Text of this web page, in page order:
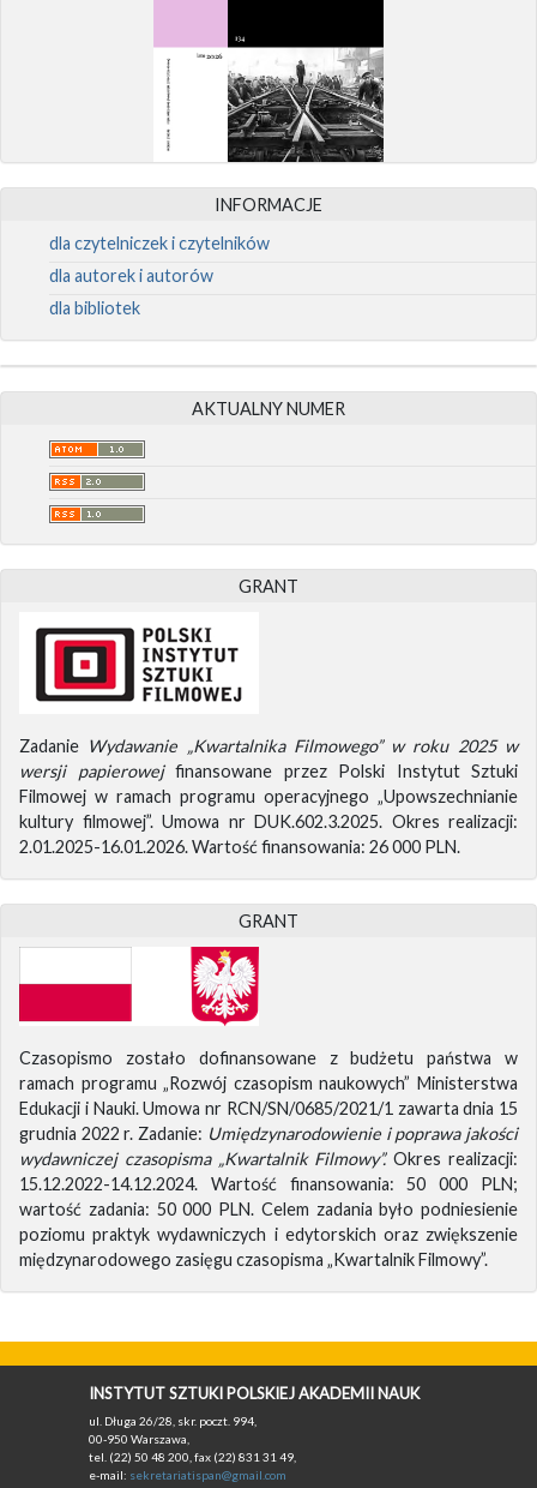
INFORMACJE
dla czytelniczek i czytelników
dla autorek i autorów
dla bibliotek
AKTUALNY NUMER
GRANT
Zadanie Wydawanie „Kwartalnika Filmowego” w roku 2025 w
wersji papierowejfinansowane przez Polski Instytut Sztuki
Filmowej w ramach programu operacyjnego „Upowszechnianie
kultury filmowej”. Umowa nr DUK.602.3.2025. Okres realizacji:
2.01.2025-16.01.2026. Wartość finansowania: 26 000 PLN.
GRANT
Czasopismo zostało dofinansowane z budżetu państwa w
ramach programu „Rozwój czasopism naukowych” Ministerstwa
Edukacji i Nauki. Umowa nr RCN/SN/0685/2021/1 zawarta dnia 15
grudnia 2022 r. Zadanie: Umiędzynarodowienie i poprawa jakości
wydawniczej czasopisma „Kwartalnik Filmowy”.Okres realizacji:
15.12.2022-14.12.2024. Wartość finansowania: 50 000 PLN;
wartość zadania: 50 000 PLN. Celem zadania było podniesienie
poziomu praktyk wydawniczych i edytorskich oraz zwiększenie
międzynarodowego zasięgu czasopisma „Kwartalnik Filmowy”.
INSTYTUT SZTUKI POLSKIEJ AKADEMII NAUK
ul. Długa 26/28, skr. poczt. 994,
00-950 Warszawa,
tel. (22) 50 48 200, fax (22) 831 31 49,
e-mail: sekretariatispan@gmail.com